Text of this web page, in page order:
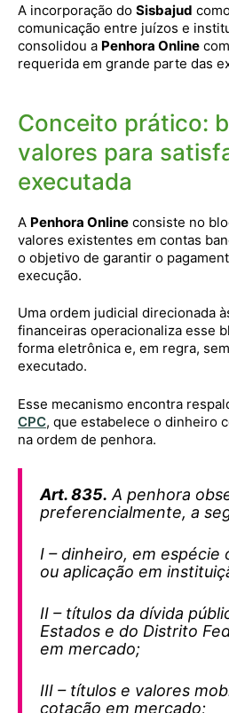
A incorporação do Sisbajud
comunicação entre juízos e
consolidou a Penhora Online
requerida em grande parte das
Conceito prático:
valores para
executada
A Penhora Online consiste no
valores existentes em contas
o objetivo de garantir o
execução.
Uma ordem judicial direcionada
financeiras operacionaliza esse
forma eletrônica e, em regra,
executado.
Esse mecanismo encontra
CPC, que estabelece o dinheiro
na ordem de penhora.
Art. 835. A penhora
preferencialmente, a
I – dinheiro, em espécie
ou aplicação em
II – títulos da dívida
Estados e do Distrito
em mercado;
III – títulos e valores
cotação em mercado;